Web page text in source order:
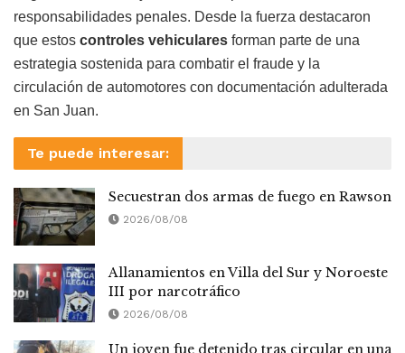
responsabilidades penales. Desde la fuerza destacaron
que estos controles vehiculares forman parte de una
estrategia sostenida para combatir el fraude y la
circulación de automotores con documentación adulterada
en San Juan.
Te puede interesar:
Secuestran dos armas de fuego en Rawson
2026/08/08
Allanamientos en Villa del Sur y Noroeste
III por narcotráfico
2026/08/08
Un joven fue detenido tras circular en una